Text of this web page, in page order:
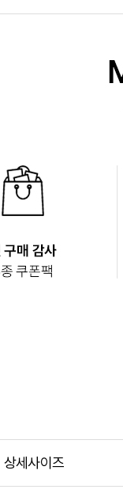
상세사이즈